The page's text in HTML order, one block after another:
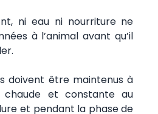
ni eau ni nourriture ne
à l’animal avant qu’il
doivent être maintenus à
chaude et constante au
et pendant la phase de